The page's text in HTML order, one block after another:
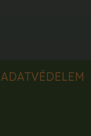
ADATVÉDELEM